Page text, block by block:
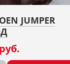
JUMPER